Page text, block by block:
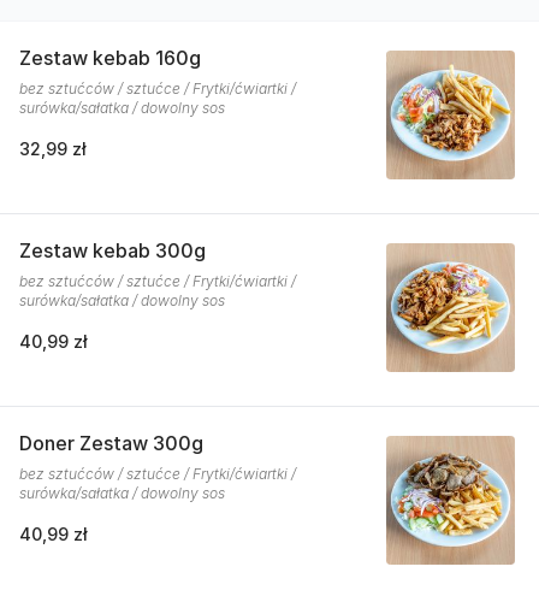
Zestaw kebab 160g
bez sztućców / sztućce / Frytki/ćwiartki /
surówka/sałatka / dowolny sos
32,99 zł
Zestaw kebab 300g
bez sztućców / sztućce / Frytki/ćwiartki /
surówka/sałatka / dowolny sos
40,99 zł
Doner Zestaw 300g
bez sztućców / sztućce / Frytki/ćwiartki /
surówka/sałatka / dowolny sos
40,99 zł